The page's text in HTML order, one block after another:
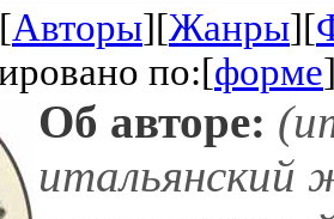
[Авторы][Жанры][
по:[форме
Об авторе:
итальянский